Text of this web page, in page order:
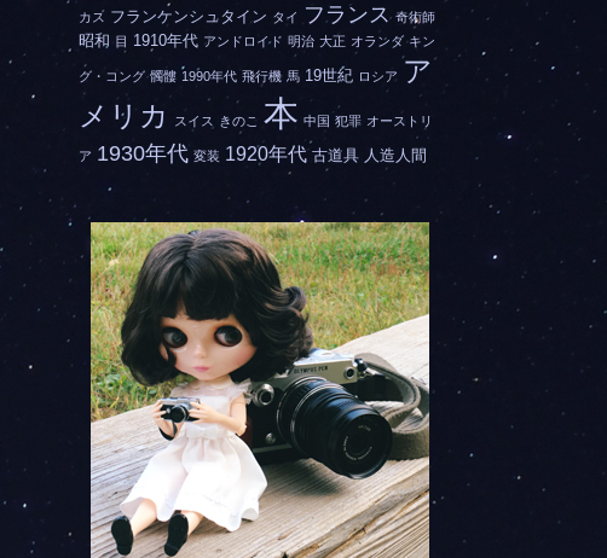
カス フランケンシュタイン タイ フランス 奇術師
昭和 目 1910年代 アンドロイド 明治 大正 オランダ キン
グ・コング 髑髏 1990年代 飛行機 馬 19世紀 ロシア ア
メリカ
スイス きのこ 本 中国 犯罪 オーストリ
ア 1930年代 変装 1920年代 古道具 人造人間